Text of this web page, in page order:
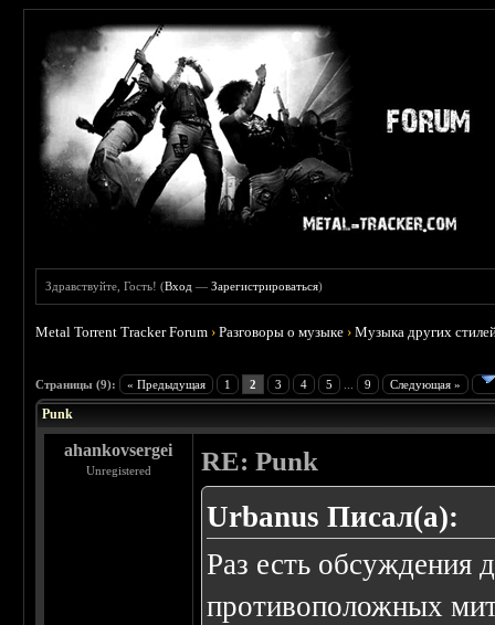
Здравствуйте, Гость! (Вход —Зарегистрироваться)
Metal Torrent Tracker Forum ›Разговоры о музыке ›Музыка других
Страницы (9): « Предыдущая 1 2 3 4 5 9 Следующая »
Punk
ahankovsergei
Unregistered RE: Punk
Urbanus Писал(а):
Раз есть обсуждения
противоположных